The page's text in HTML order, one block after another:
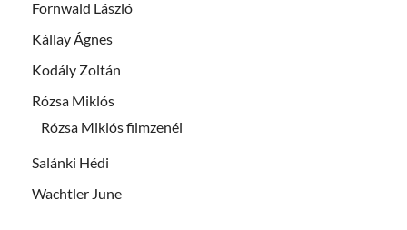
Fornwald László
Kállay Ágnes
Kodály Zoltán
Rózsa Miklós
Rózsa Miklós filmzenéi
Salánki Hédi
Wachtler June